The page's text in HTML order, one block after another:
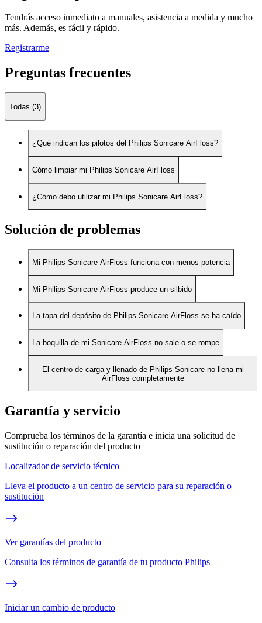
Tendrás acceso inmediato a manuales, asistencia a medida y mucho
más. Además, es fácil y rápido.
Registrarme
Preguntas frecuentes
Todas (3)
¿Qué indican los pilotos del Philips Sonicare AirFloss?
Cómo limpiar mi Philips Sonicare AirFloss
¿Cómo debo utilizar mi Philips Sonicare AirFloss?
Solución de problemas
Mi Philips Sonicare AirFloss funciona con menos potencia
Mi Philips Sonicare AirFloss produce un silbido
La tapa del depósito de Philips Sonicare AirFloss se ha caído
La boquilla de mi Sonicare AirFloss no sale o se rompe
El centro de carga y llenado de Philips Sonicare no llena mi
AirFloss completamente
Garantía y servicio
Comprueba los términos de la garantía e inicia una solicitud de
sustitución o reparación del producto
Localizador de servicio técnico
Lleva el producto a un centro de servicio para su reparación o
sustitución
Ver garantías del producto
Consulta los términos de garantía de tu producto Philips
Iniciar un cambio de producto